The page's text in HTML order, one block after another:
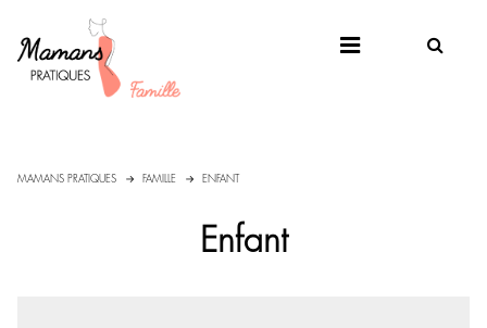
MAMANS PRATIQUES FAMILLE ENFANT
Enfant